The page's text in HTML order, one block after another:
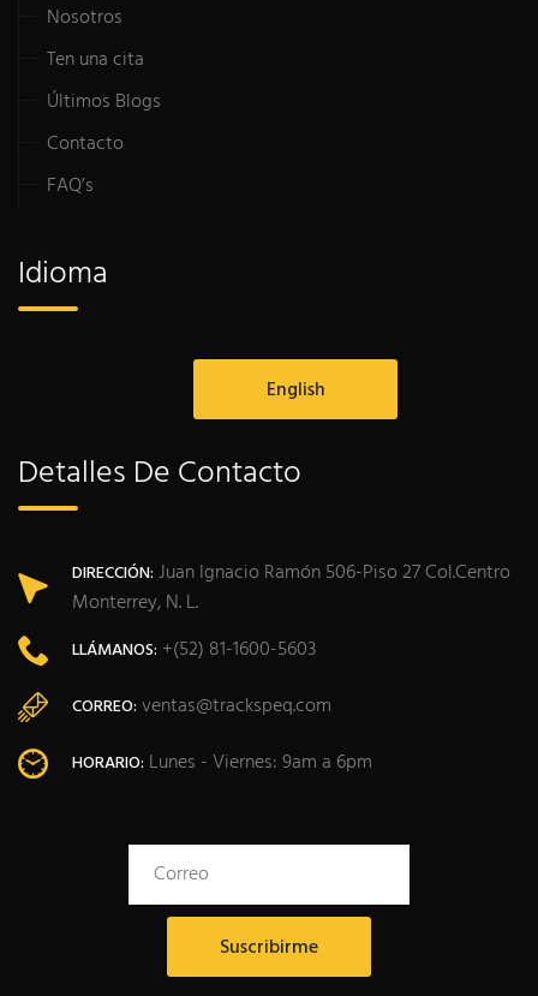
Nosotros
Ten una cita
Últimos Blogs
Contacto
FAQ’s
Idioma
English
Detalles De Contacto
DIRECCIÓN: Juan Ignacio Ramón 506-Piso 27 Col.Centro
Monterrey, N. L.
LLÁMANOS: +(52) 81-1600-5603
CORREO: ventas@trackspeq.com
HORARIO: Lunes - Viernes: 9am a 6pm